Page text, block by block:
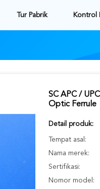
Tur Pabrik Kontrol
SC APC /
Optic Ferrule
Detail produk:
Tempat asal:
Nama merek:
Sertifikasi:
Nomor model: